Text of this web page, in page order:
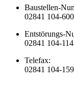
Baustellen-
02841 104-600
Entstörungs-
02841 104-114
Telefax:
02841 104-159